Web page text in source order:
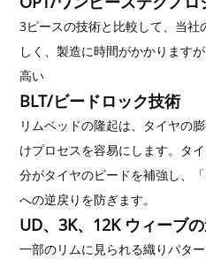
3ピースの技術と比較して、当
しく、製造に時間がかかります
高い
BLT/ビードロック技術
リムベッドの隆起は、タイヤの
けプロセスを容易にします。タ
分がタイヤのビードを補強し、
への逆戻りを防ぎます。
UD、3K、12K ウィーブ
一部のリムに見られる織りパタ